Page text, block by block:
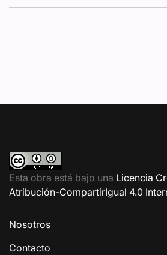
Esta obra está bajo una Licencia
Atribución-CompartirIgual 4.0
Nosotros
Contacto